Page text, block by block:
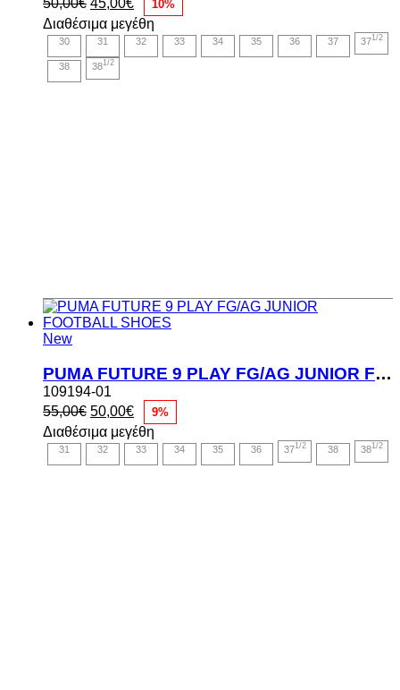
price
was:
50,00€.
τρέχουσα
τιμή
είναι:
10%
Διαθέσιμα μεγέθη
30 31 32 33 34 35 36 37 371/2
38 381/2
New
PUMA FUTURE 9 PLAY FG/AG JUNIOR FOOTBALL SHOES
109194-01
55,00€ Original
price
was:
55,00€.
50,00€Η
τρέχουσα
τιμή
είναι:
9%
Διαθέσιμα μεγέθη
31 32 33 34 35 36 371/2 38 381/2